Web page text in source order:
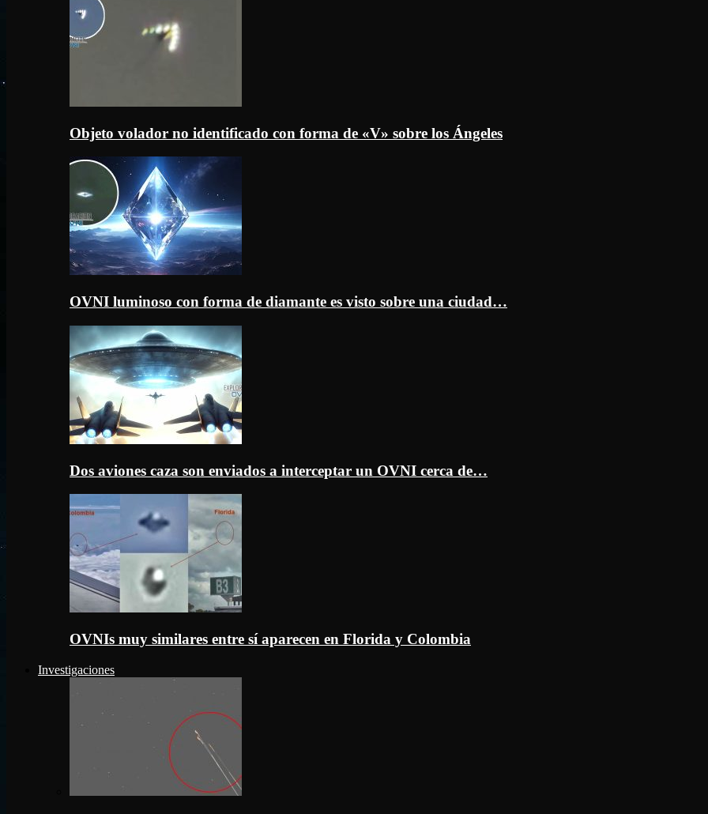
Objeto volador no identificado con forma de «V» sobre los Ángeles
OVNI luminoso con forma de diamante es visto sobre una ciudad…
Dos aviones caza son enviados a interceptar un OVNI cerca de…
OVNIs muy similares entre sí aparecen en Florida y Colombia
Investigaciones